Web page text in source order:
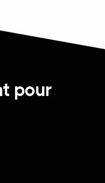
pour